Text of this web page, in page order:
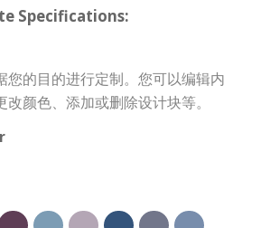
Specifications:
您的目的进行定制。您可以编辑内
颜色、添加或删除设计块等。